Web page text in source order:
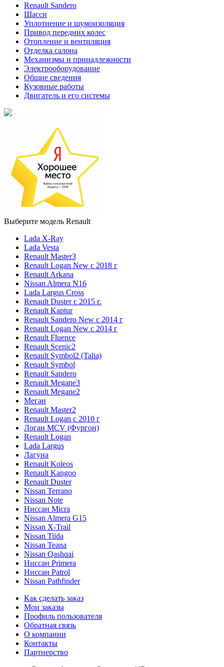
Renault Sandero
Шасси
Уплотнение и шумоизоляция
Привод передних колес
Отопление и вентиляция
Отделка салона
Механизмы и принадлежности
Электрооборудование
Общие сведения
Кузовные работы
Двигатель и его системы
Выберите модель Renault
Lada X-Ray
Lada Vesta
Renault Master3
Renault Logan New с 2018 г
Renault Arkana
Nissan Almera N16
Lada Largus Cross
Renault Duster с 2015 г.
Renault Kaptur
Renault Sandero New с 2014 г
Renault Logan New с 2014 г
Renault Fluence
Renault Scenic2
Renault Symbol2 (Talia)
Renault Symbol
Renault Sandero
Renault Megane3
Renault Megane2
Меган
Renault Master2
Renault Logan c 2010 г
Логан МСV (Фургон)
Renault Logan
Lada Largus
Лагуна
Renault Koleos
Renault Kangoo
Renault Duster
Nissan Terrano
Nissan Note
Ниссан Micra
Nissan Almera G15
Nissan X-Trail
Nissan Tiida
Nissan Teana
Nissan Qashqai
Ниссан Primera
Ниссан Patrol
Nissan Pathfinder
Как сделать заказ
Мои заказы
Профиль пользователя
Обратная связь
О компании
Контакты
Партнерство